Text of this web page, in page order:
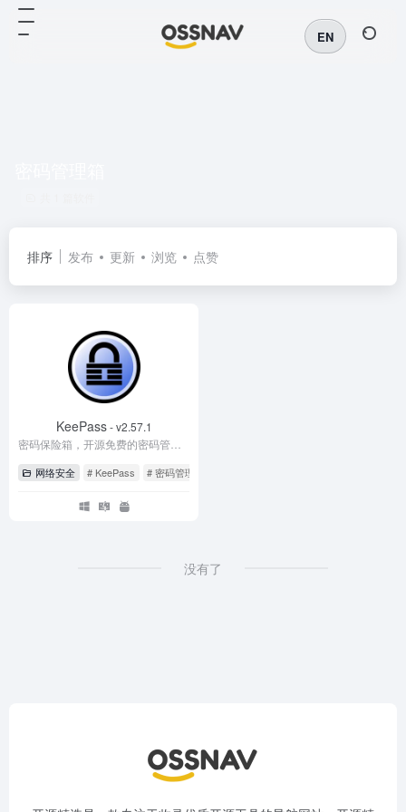
EN
排序 发布 更新 浏览 点赞
KeePass- v2.57.1
网络安全 # KeePass # 密码管理工具
没有了